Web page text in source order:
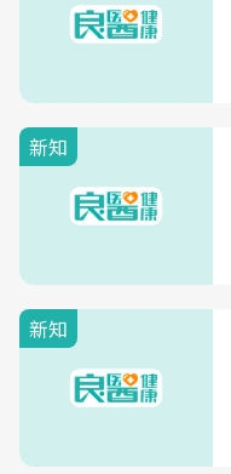
新知
新知